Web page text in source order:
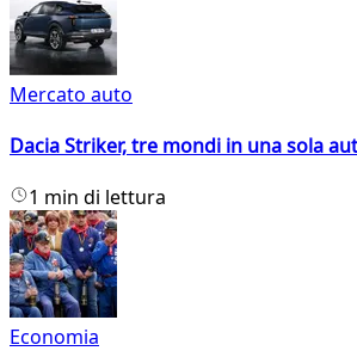
Mercato auto
Dacia Striker, tre mondi in una sola
1 min di lettura
Economia